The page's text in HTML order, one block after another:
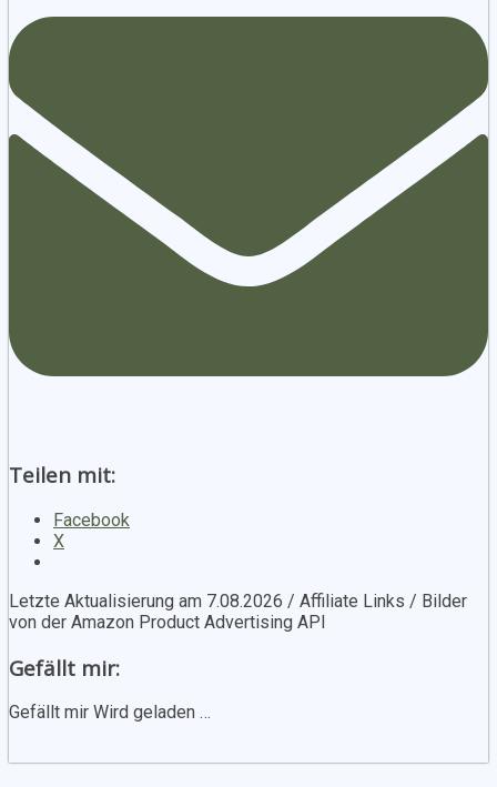
Teilen mit:
Facebook
X
Letzte Aktualisierung am 7.08.2026 / Affiliate Links / Bilder
von der Amazon Product Advertising API
Gefällt mir:
Gefällt mir Wird geladen …